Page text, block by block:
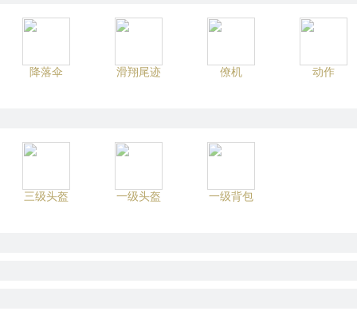
降落伞 滑翔尾迹 僚机 动作
三级头盔 一级头盔 一级背包